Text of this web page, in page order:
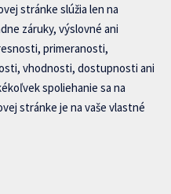
stránke slúžia len na
záruky, výslovné ani
primeranosti,
vhodnosti, dostupnosti ani
spoliehanie sa na
stránke je na vaše vlastné